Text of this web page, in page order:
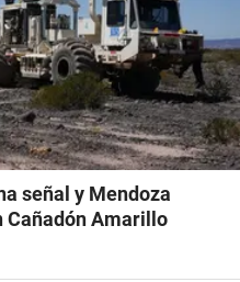
señal y Mendoza
Cañadón Amarillo